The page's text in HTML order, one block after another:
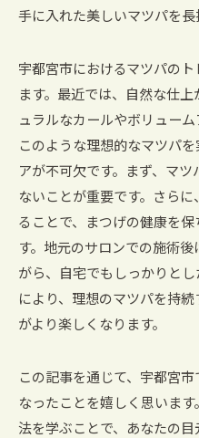
手に入れた美しいマツパを長
宇都宮市におけるマツパの
ます。最近では、自然な仕
ュラルなカールやボリューム
このような理想的なマツパ
アが不可欠です。まず、マ
ないことが重要です。さら
ることで、まつげの健康を
す。地元のサロンでの施術
がら、自宅でもしっかりと
により、理想のマツパを持
がより楽しくなります。
この記事を通じて、宇都宮
なったことを嬉しく思いま
法を学ぶことで、あなたの